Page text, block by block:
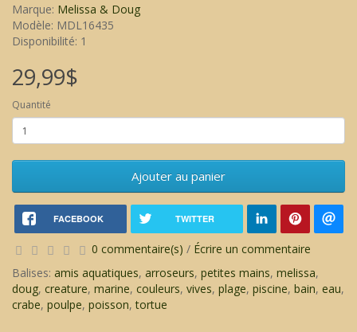
Marque: Melissa & Doug
Modèle: MDL16435
Disponibilité: 1
29,99$
Quantité
Ajouter au panier
FACEBOOK TWITTER
0 commentaire(s) / Écrire un commentaire
Balises: amis aquatiques, arroseurs, petites mains, melissa,
doug, creature, marine, couleurs, vives, plage, piscine, bain, eau,
crabe, poulpe, poisson,tortue